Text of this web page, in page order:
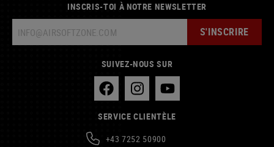
INSCRIS-TOI À NOTRE NEWSLETTER
S'INSCRIRE
SUIVEZ-NOUS SUR
SERVICE CLIENTÈLE
+43 7252 50900